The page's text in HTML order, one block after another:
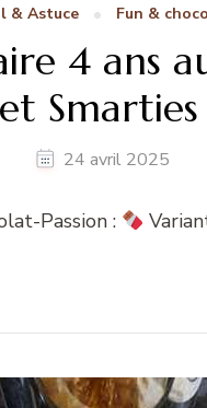
& Astuce Fun &
4 ans
et Smarties
24 avril 2025
Passion :